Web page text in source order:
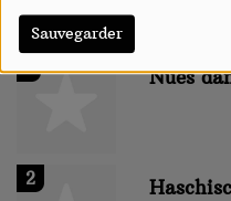
Sauvegarder
Top Titres
1 Nues
2